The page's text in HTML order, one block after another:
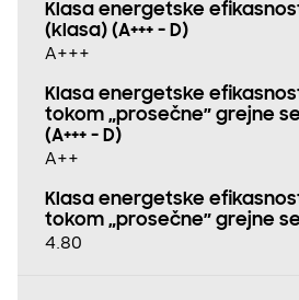
Klasa energetske
(klasa) (A+++ - D)
A+++
Klasa energetske
tokom „prosečne” grejne
(A+++ - D)
A++
Klasa energetske
tokom „prosečne” grejne
4.80